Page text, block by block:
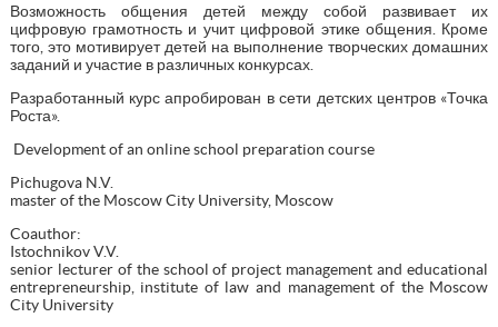
Возможность общения детей между собой развивает их
цифровую грамотность и учит цифровой этике общения. Кроме
того, это мотивирует детей на выполнение творческих домашних
заданий и участие в различных конкурсах.
Разработанный курс апробирован в сети детских центров «Точка
Роста».
Development of an online school preparation course
Pichugova N.V.
master of the Moscow City University, Moscow
Coauthor:
Istochnikov V.V.
senior lecturer of the school of project management and educational
entrepreneurship, institute of law and management of the Moscow
City University